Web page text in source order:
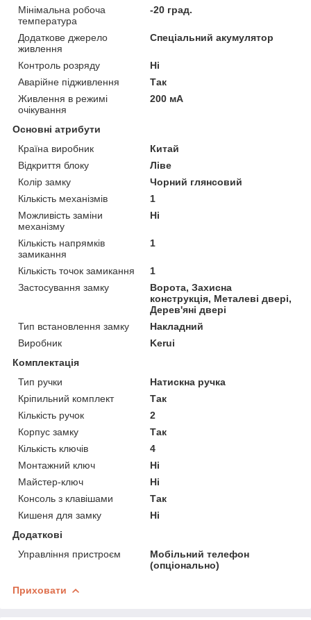
Мінімальна робоча
температура
-20 град.
Додаткове джерело
живлення
Спеціальний акумулятор
Контроль розряду
Ні
Аварійне підживлення
Так
Живлення в режимі
очікування
200 мА
Основні атрибути
Країна виробник
Китай
Відкриття блоку
Ліве
Колір замку
Чорний глянсовий
Кількість механізмів
1
Можливість заміни
механізму
Ні
Кількість напрямків
замикання
1
Кількість точок замикання
1
Застосування замку
Ворота, Захисна
конструкція, Металеві двері,
Дерев'яні двері
Тип встановлення замку
Накладний
Виробник
Kerui
Комплектація
Тип ручки
Натискна ручка
Кріпильний комплект
Так
Кількість ручок
2
Корпус замку
Так
Кількість ключів
4
Монтажний ключ
Ні
Майстер-ключ
Ні
Консоль з клавішами
Так
Кишеня для замку
Ні
Додаткові
Управління пристроєм
Мобільний телефон
(опціонально)
Приховати